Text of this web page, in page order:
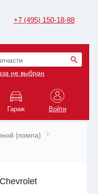
+7 (495) 150-18-88
не выбран
Гараж Войти
(помпа)